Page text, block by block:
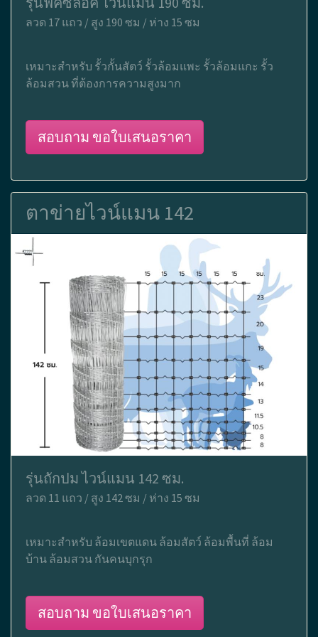
ลวด 17 แถว / สูง 190 ซม / ห่าง 15 ซม
เหมาะสำหรับ รั้วกั้นสัตว์ รั้วล้อมแพะ รั้วล้อมแกะ รั้ว
ล้อมสวน ที่ต้องการความสูงมาก
สอบถาม ขอใบเสนอราคา
ตาข่ายไวน์แมน 142
รุ่นถักปม ไวน์แมน 142 ซม.
ลวด 11 แถว / สูง 142 ซม / ห่าง 15 ซม
เหมาะสำหรับ ล้อมเขตแดน ล้อมสัตว์ ล้อมพื้นที่ ล้อม
บ้าน ล้อมสวน กันคนบุกรุก
สอบถาม ขอใบเสนอราคา